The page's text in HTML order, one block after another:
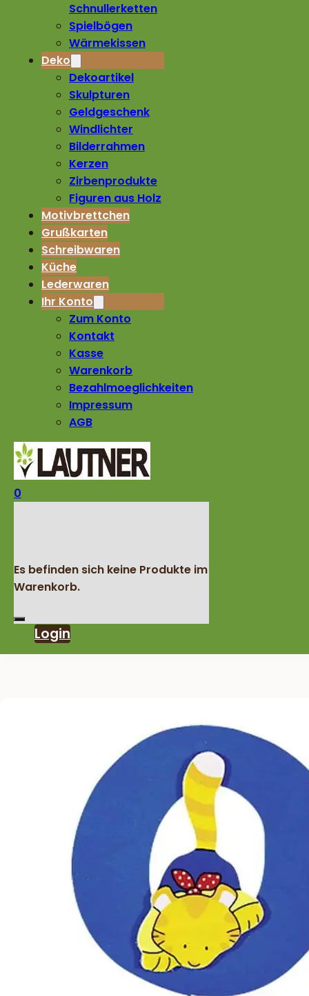
Schnullerketten
Spielbögen
Wärmekissen
Deko
Dekoartikel
Skulpturen
Geldgeschenk
Windlichter
Bilderrahmen
Kerzen
Zirbenprodukte
Figuren aus Holz
Motivbrettchen
Grußkarten
Schreibwaren
Küche
Lederwaren
Ihr Konto
Zum Konto
Kontakt
Kasse
Warenkorb
Bezahlmoeglichkeiten
Impressum
AGB
0
Es befinden sich keine Produkte im
Warenkorb.
Login